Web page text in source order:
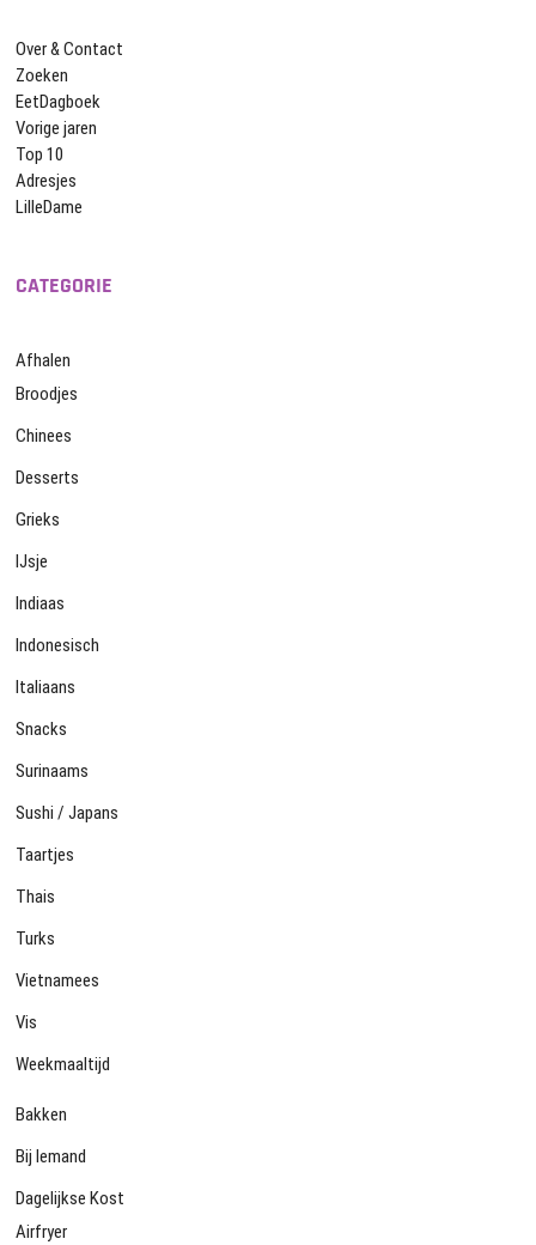
Over & Contact
Zoeken
EetDagboek
Vorige jaren
Top 10
Adresjes
LilleDame
CATEGORIE
Afhalen
Broodjes
Chinees
Desserts
Grieks
IJsje
Indiaas
Indonesisch
Italiaans
Snacks
Surinaams
Sushi / Japans
Taartjes
Thais
Turks
Vietnamees
Vis
Weekmaaltijd
Bakken
Bij Iemand
Dagelijkse Kost
Airfryer